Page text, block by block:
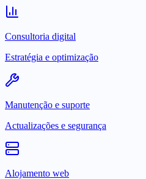
Consultoria digital
Estratégia e optimização
Manutenção e suporte
Actualizações e segurança
Alojamento web